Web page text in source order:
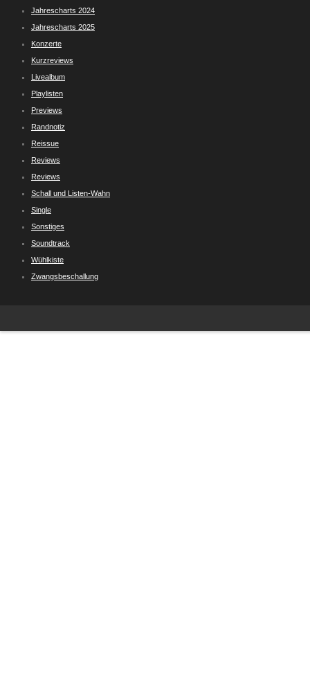
Jahrescharts 2024
Jahrescharts 2025
Konzerte
Kurzreviews
Livealbum
Playlisten
Previews
Randnotiz
Reissue
Reviews
Reviews
Schall und Listen-Wahn
Single
Sonstiges
Soundtrack
Wühlkiste
Zwangsbeschallung